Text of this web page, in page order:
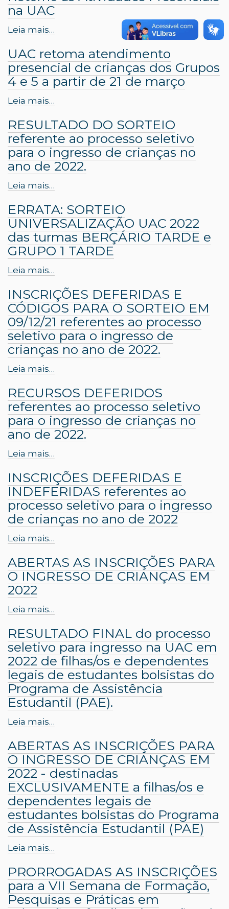
na UAC
Leia mais…
UAC retoma atendimento
presencial de crianças dos Grupos
4 e 5 a partir de 21 de março
Leia mais…
RESULTADO DO SORTEIO
referente ao processo seletivo
para o ingresso de crianças no
ano de 2022.
Leia mais…
ERRATA: SORTEIO
UNIVERSALIZAÇÃO UAC 2022
das turmas BERÇÁRIO TARDE e
GRUPO 1 TARDE
Leia mais…
INSCRIÇÕES DEFERIDAS E
CÓDIGOS PARA O SORTEIO EM
09/12/21 referentes ao processo
seletivo para o ingresso de
crianças no ano de 2022.
Leia mais…
RECURSOS DEFERIDOS
referentes ao processo seletivo
para o ingresso de crianças no
ano de 2022.
Leia mais…
INSCRIÇÕES DEFERIDAS E
INDEFERIDAS referentes ao
processo seletivo para o ingresso
de crianças no ano de 2022
Leia mais…
ABERTAS AS INSCRIÇÕES PARA
O INGRESSO DE CRIANÇAS EM
2022
Leia mais…
RESULTADO FINAL do processo
seletivo para ingresso na UAC em
2022 de filhas/os e dependentes
legais de estudantes bolsistas do
Programa de Assistência
Estudantil (PAE).
Leia mais…
ABERTAS AS INSCRIÇÕES PARA
O INGRESSO DE CRIANÇAS EM
2022 - destinadas
EXCLUSIVAMENTE a filhas/os e
dependentes legais de
estudantes bolsistas do Programa
de Assistência Estudantil (PAE)
Leia mais…
PRORROGADAS AS INSCRIÇÕES
para a VII Semana de Formação,
Pesquisas e Práticas em